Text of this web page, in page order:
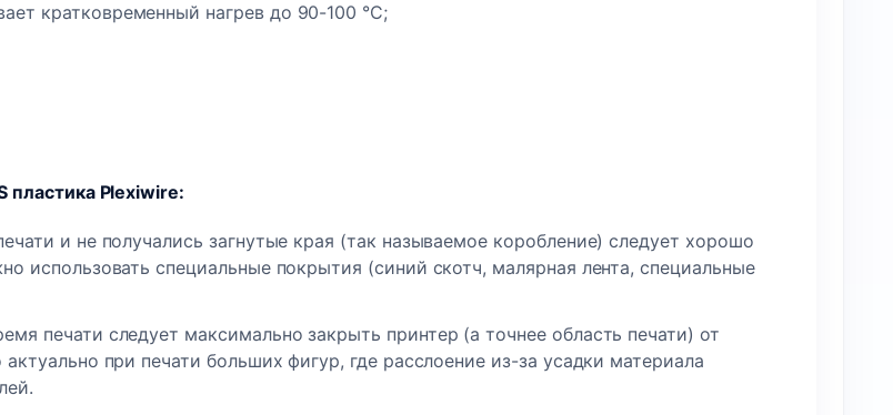
кратковременный нагрев до 90-100 °С;
пластика Plexiwire:
и не получались загнутые края (так называемое коробление) следует хорошо
использовать специальные покрытия (синий скотч, малярная лента, специальные
печати следует максимально закрыть принтер (а точнее область печати) от
при печати больших фигур, где расслоение из-за усадки материала